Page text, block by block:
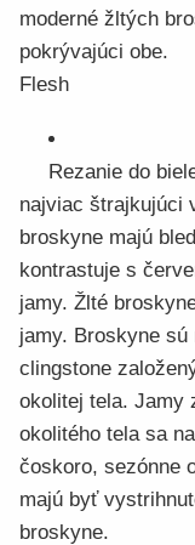
moderné žltých
pokrývajúci obe.
Flesh
Rezanie do
najviac štrajkujúci
broskyne majú
kontrastuje s
jamy. Žlté
jamy. Broskyne
clingstone
okolitej tela. Jamy
okolitého tela sa
čoskoro, sezónne
majú byť
broskyne.